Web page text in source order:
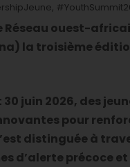
,
Réseau ouest-
la troisième
juin 2026, des
pour
distinguée à
d’alerte précoce